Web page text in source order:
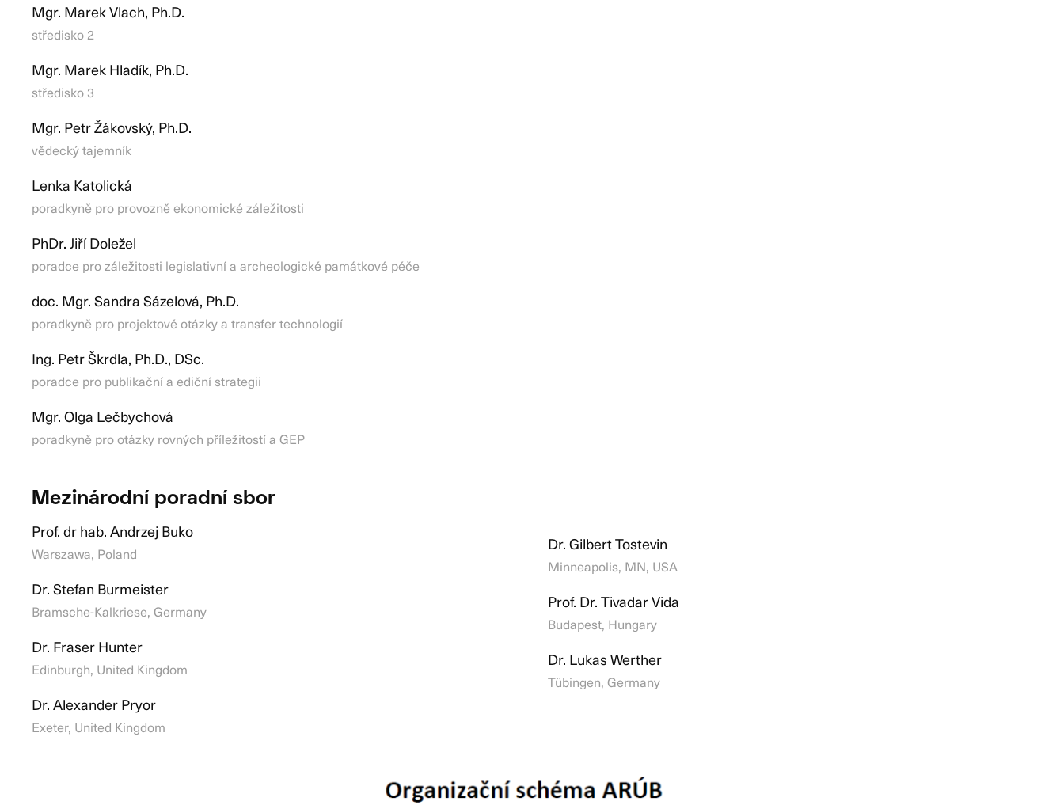
Mgr. Marek Vlach, Ph.D.
středisko 2
Mgr. Marek Hladík, Ph.D.
středisko 3
Mgr. Petr Žákovský, Ph.D.
vědecký tajemník
Lenka Katolická
poradkyně pro provozně ekonomické záležitosti
PhDr. Jiří Doležel
poradce pro záležitosti legislativní a archeologické památkové péče
doc. Mgr. Sandra Sázelová, Ph.D.
poradkyně pro projektové otázky a transfer technologií
Ing. Petr Škrdla, Ph.D., DSc.
poradce pro publikační a ediční strategii
Mgr. Olga Lečbychová
poradkyně pro otázky rovných příležitostí a GEP
Mezinárodní poradní sbor
Prof. dr hab. Andrzej Buko
Warszawa, Poland
Dr. Stefan Burmeister
Bramsche-Kalkriese, Germany
Dr. Fraser Hunter
Edinburgh, United Kingdom
Dr. Alexander Pryor
Exeter, United Kingdom
Dr. Gilbert Tostevin
Minneapolis, MN, USA
Prof. Dr. Tivadar Vida
Budapest, Hungary
Dr. Lukas Werther
Tübingen, Germany